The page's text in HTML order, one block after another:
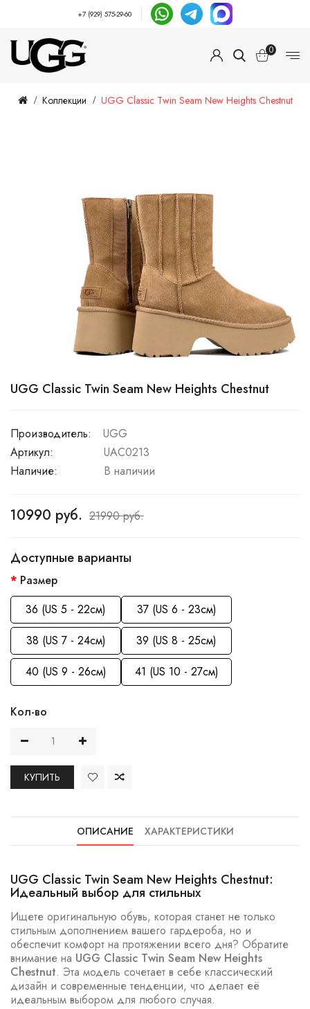
+7 (929) 575-29-60
0
Коллекции UGG Classic Twin Seam New Heights Chestnut
UGG Classic Twin Seam New Heights Chestnut
Производитель:
UGG
Артикул:
UAC0213
Наличие:
В наличии
10990 руб. 21990 руб.
Доступные варианты
Размер
36 (US 5 - 22см)
37 (US 6 - 23см)
38 (US 7 - 24см)
39 (US 8 - 25см)
40 (US 9 - 26см)
41 (US 10 - 27см)
Кол-во
КУПИТЬ
ОПИСАНИЕ ХАРАКТЕРИСТИКИ
UGG Classic Twin Seam New Heights Chestnut:
Идеальный выбор для стильных
Ищете оригинальную обувь, которая станет не только
стильным дополнением вашего гардероба, но и
обеспечит комфорт на протяжении всего дня? Обратите
внимание на UGG Classic Twin Seam New Heights
Chestnut. Эта модель сочетает в себе классический
дизайн и современные тенденции, что делает её
идеальным выбором для любого случая.